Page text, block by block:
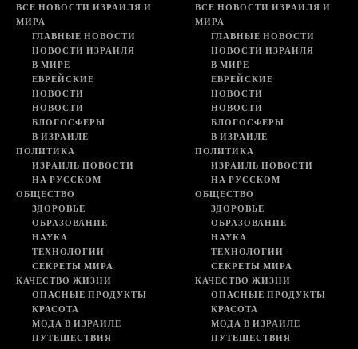
ВСЕ НОВОСТИ ИЗРАИЛЯ И
МИРА
ГЛАВНЫЕ НОВОСТИ
НОВОСТИ ИЗРАИЛЯ
В МИРЕ
ЕВРЕЙСКИЕ
НОВОСТИ
НОВОСТИ
БЛОГОСФЕРЫ
В ИЗРАИЛЕ
ПОЛИТИКА
ИЗРАИЛЬ НОВОСТИ
НА РУССКОМ
ОБЩЕСТВО
ЗДОРОВЬЕ
ОБРАЗОВАНИЕ
НАУКА
ТЕХНОЛОГИИ
СЕКРЕТЫ МИРА
КАЧЕСТВО ЖИЗНИ
ОПАСНЫЕ ПРОДУКТЫ
КРАСОТА
МОДА В ИЗРАИЛЕ
ПУТЕШЕСТВИЯ
ВСЕ НОВОСТИ ИЗРАИЛЯ И
МИРА
ГЛАВНЫЕ НОВОСТИ
НОВОСТИ ИЗРАИЛЯ
В МИРЕ
ЕВРЕЙСКИЕ
НОВОСТИ
НОВОСТИ
БЛОГОСФЕРЫ
В ИЗРАИЛЕ
ПОЛИТИКА
ИЗРАИЛЬ НОВОСТИ
НА РУССКОМ
ОБЩЕСТВО
ЗДОРОВЬЕ
ОБРАЗОВАНИЕ
НАУКА
ТЕХНОЛОГИИ
СЕКРЕТЫ МИРА
КАЧЕСТВО ЖИЗНИ
ОПАСНЫЕ ПРОДУКТЫ
КРАСОТА
МОДА В ИЗРАИЛЕ
ПУТЕШЕСТВИЯ